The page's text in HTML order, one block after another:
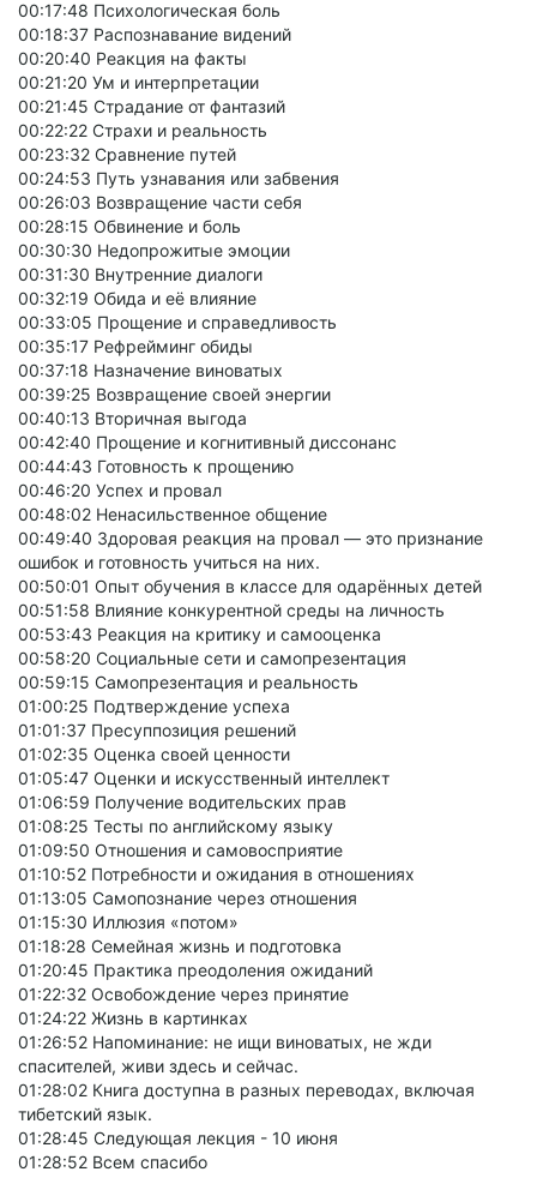
00:17:48 Психологическая боль
00:18:37 Распознавание видений
00:20:40 Реакция на факты
00:21:20 Ум и интерпретации
00:21:45 Страдание от фантазий
00:22:22 Страхи и реальность
00:23:32 Сравнение путей
00:24:53 Путь узнавания или забвения
00:26:03 Возвращение части себя
00:28:15 Обвинение и боль
00:30:30 Недопрожитые эмоции
00:31:30 Внутренние диалоги
00:32:19 Обида и её влияние
00:33:05 Прощение и справедливость
00:35:17 Рефрейминг обиды
00:37:18 Назначение виноватых
00:39:25 Возвращение своей энергии
00:40:13 Вторичная выгода
00:42:40 Прощение и когнитивный диссонанс
00:44:43 Готовность к прощению
00:46:20 Успех и провал
00:48:02 Ненасильственное общение
00:49:40 Здоровая реакция на провал — это признание
ошибок и готовность учиться на них.
00:50:01 Опыт обучения в классе для одарённых детей
00:51:58 Влияние конкурентной среды на личность
00:53:43 Реакция на критику и самооценка
00:58:20 Социальные сети и самопрезентация
00:59:15 Самопрезентация и реальность
01:00:25 Подтверждение успеха
01:01:37 Пресуппозиция решений
01:02:35 Оценка своей ценности
01:05:47 Оценки и искусственный интеллект
01:06:59 Получение водительских прав
01:08:25 Тесты по английскому языку
01:09:50 Отношения и самовосприятие
01:10:52 Потребности и ожидания в отношениях
01:13:05 Самопознание через отношения
01:15:30 Иллюзия «потом»
01:18:28 Семейная жизнь и подготовка
01:20:45 Практика преодоления ожиданий
01:22:32 Освобождение через принятие
01:24:22 Жизнь в картинках
01:26:52 Напоминание: не ищи виноватых, не жди
спасителей, живи здесь и сейчас.
01:28:02 Книга доступна в разных переводах, включая
тибетский язык.
01:28:45 Следующая лекция - 10 июня
01:28:52 Всем спасибо